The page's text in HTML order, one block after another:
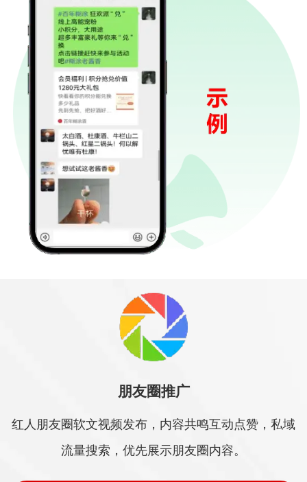
朋友圈推广
红人朋友圈软文视频发布，内容共鸣互动点赞，私域
流量搜索，优先展示朋友圈内容。